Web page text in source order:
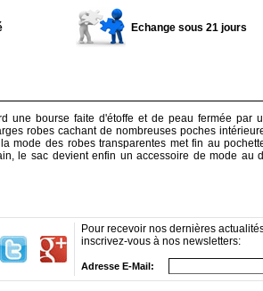
Echange sous 21 jours
une bourse faite d'étoffe et de peau fermée par
robes cachant de nombreuses poches
mode des robes transparentes met fin au
le sac devient enfin un accessoire de mode au
Pour recevoir nos dernières
inscrivez-vous à nos newsletters:
Adresse E-Mail: